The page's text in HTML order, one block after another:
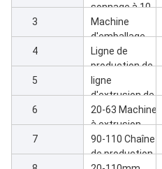
extrudeuse
65/132-45kw
sonnage à 10
cavités pour
tuyaux à quatre
fils 16-32 ligne
3
Machine
d'emballage
automatique
pour tubes à
quatre fils 16-
32
4
Ligne de
production de
tuyaux en PVC
à grande
vitesse 50-110
5
ligne
d'extrusion de
tuyaux en PVC
à grande
vitesse 110-
200
6
20-63 Machine
à extrusion
double de
tuyaux en PVC
7
90-110 Chaîne
de production